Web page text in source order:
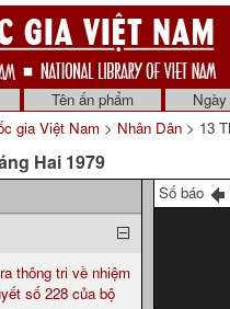
Tên ấn phẩm Ngày
gia Việt Nam > Nhân Dân > 13
Hai 1979
thông tri về nhiệm
số 228 của bộ
Số báo